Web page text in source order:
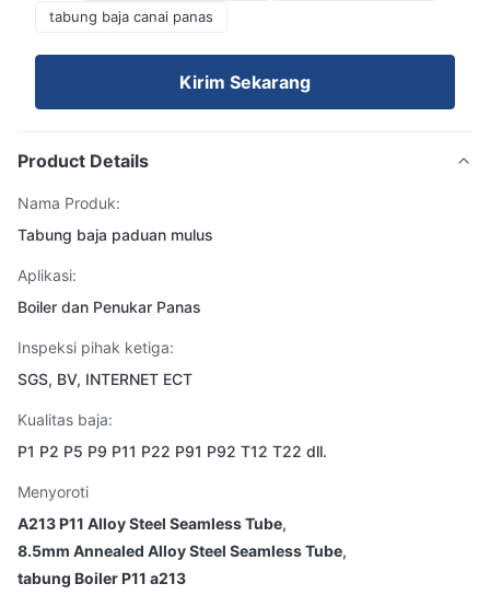
tabung baja canai panas
Kirim Sekarang
Product Details
Nama Produk:
Tabung baja paduan mulus
Aplikasi:
Boiler dan Penukar Panas
Inspeksi pihak ketiga:
SGS, BV, INTERNET ECT
Kualitas baja:
P1 P2 P5 P9 P11 P22 P91 P92 T12 T22 dll.
Menyoroti
A213 P11 Alloy Steel Seamless Tube,
8.5mm Annealed Alloy Steel Seamless Tube,
tabung Boiler P11 a213